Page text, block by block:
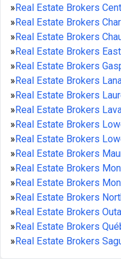
» Real Estate Brokers
» Real Estate Brokers
» Real Estate Brokers
» Real Estate Brokers
» Real Estate Brokers
» Real Estate Brokers
» Real Estate Brokers
» Real Estate Brokers
» Real Estate Brokers
» Real Estate Brokers
» Real Estate Brokers
» Real Estate Brokers
» Real Estate Brokers
» Real Estate Brokers
» Real Estate Brokers
» Real Estate Brokers
» Real Estate Brokers